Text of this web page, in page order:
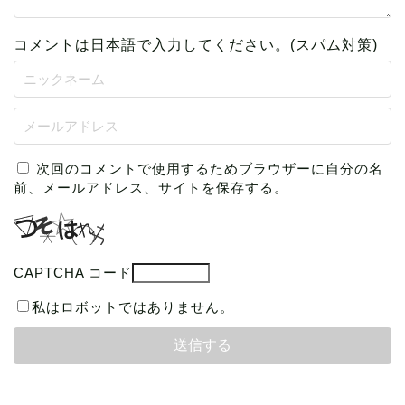
コメントは日本語で入力してください。(スパム対策)
次回のコメントで使用するためブラウザーに自分の名
前、メールアドレス、サイトを保存する。
CAPTCHA コード
私はロボットではありません。
本の読み方